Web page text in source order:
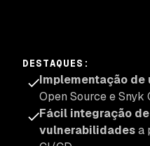
DESTAQUES :
Implementação de
Open Source e Snyk
Fácil integração
vulnerabilidadesa